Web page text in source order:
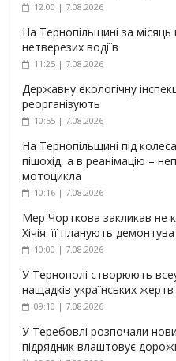
12:00 | 7.08.2026
На Тернопільщині за
нетверезих водіїв
11:25 | 7.08.2026
Державну екологічну
реорганізують
10:55 | 7.08.2026
На Тернопільщині під
пішохід, а в реанімацію –
мотоцикла
10:16 | 7.08.2026
Мер Чорткова закликав не
Хічія: її планують
10:00 | 7.08.2026
У Тернополі створюють
нащадків українських
09:10 | 7.08.2026
У Теребовлі розпочали
підрядник влаштовує